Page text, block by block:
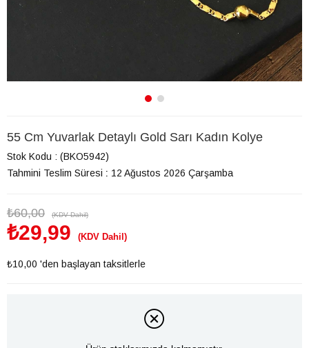
55 Cm Yuvarlak Detaylı Gold Sarı Kadın Kolye
Stok Kodu
(BKO5942)
Tahmini Teslim Süresi : 12 Ağustos 2026 Çarşamba
₺60,00 (KDV Dahil)
₺29,99 (KDV Dahil)
₺10,00 'den başlayan taksitlerle